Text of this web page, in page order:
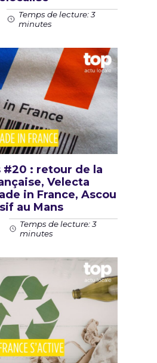
Temps de lecture: 3
minutes
#20 : retour de la
Velecta
in France, Ascou
au Mans
Temps de lecture: 3
minutes